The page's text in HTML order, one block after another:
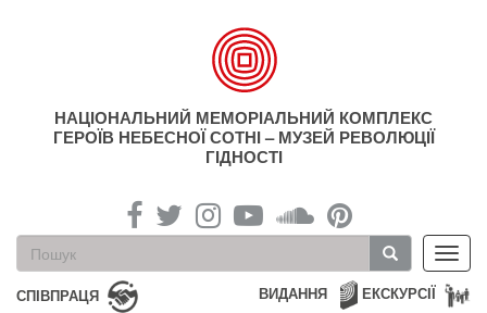
НАЦІОНАЛЬНИЙ МЕМОРІАЛЬНИЙ КОМПЛЕКС
ГЕРОЇВ НЕБЕСНОЇ СОТНІ – МУЗЕЙ РЕВОЛЮЦІЇ
ГІДНОСТІ
Пошукова
форма
Пошук
СПІВПРАЦЯ ЕКСКУРСІЇ
ВИДАННЯ